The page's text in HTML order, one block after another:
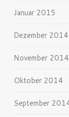
Januar 2015
Dezember 2014
November 2014
Oktober 2014
September